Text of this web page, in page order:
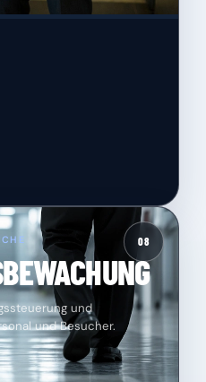
08
und
und Besucher.